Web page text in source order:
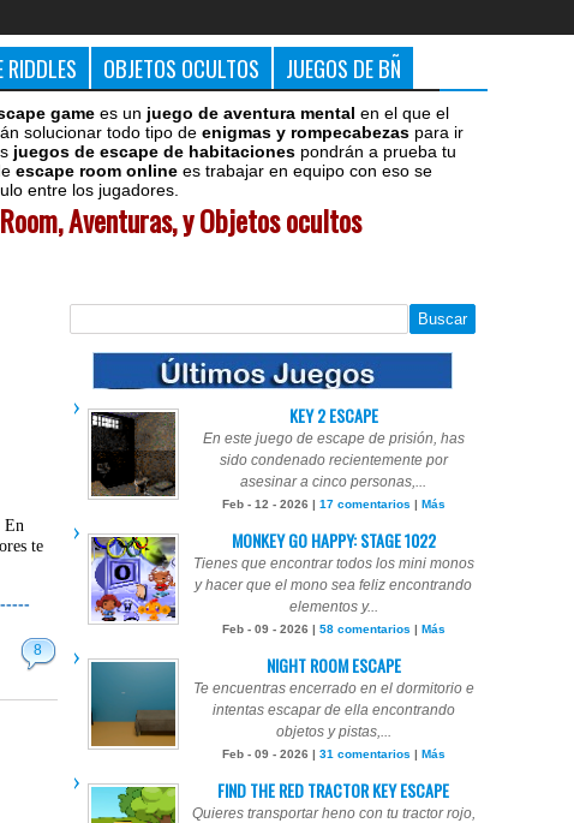
RIDDLES OBJETOS OCULTOS JUEGOS DE BÑ
game es un juego de aventura mental en el que el
solucionar todo tipo de enigmas y rompecabezas para ir
juegos de escape de habitaciones pondrán a prueba tu
escape room online es trabajar en equipo con eso se
entre los jugadores.
Aventuras, y Objetos ocultos
En
te
8
KEY 2 ESCAPE
En este juego de escape de prisión, has
sido condenado recientemente por
asesinar a cinco personas,...
Feb - 12 - 2026 | 17 comentarios | Más
MONKEY GO HAPPY: STAGE 1022
Tienes que encontrar todos los mini monos
y hacer que el mono sea feliz encontrando
elementos y...
Feb - 09 - 2026 | 58 comentarios | Más
NIGHT ROOM ESCAPE
Te encuentras encerrado en el dormitorio e
intentas escapar de ella encontrando
objetos y pistas,...
Feb - 09 - 2026 | 31 comentarios | Más
FIND THE RED TRACTOR KEY ESCAPE
Quieres transportar heno con tu tractor rojo,